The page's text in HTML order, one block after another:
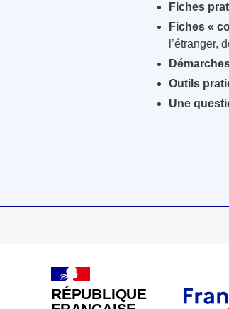
Fiches
Fiches «
l’étranger,
Outils
Une
RÉPUBLIQUE